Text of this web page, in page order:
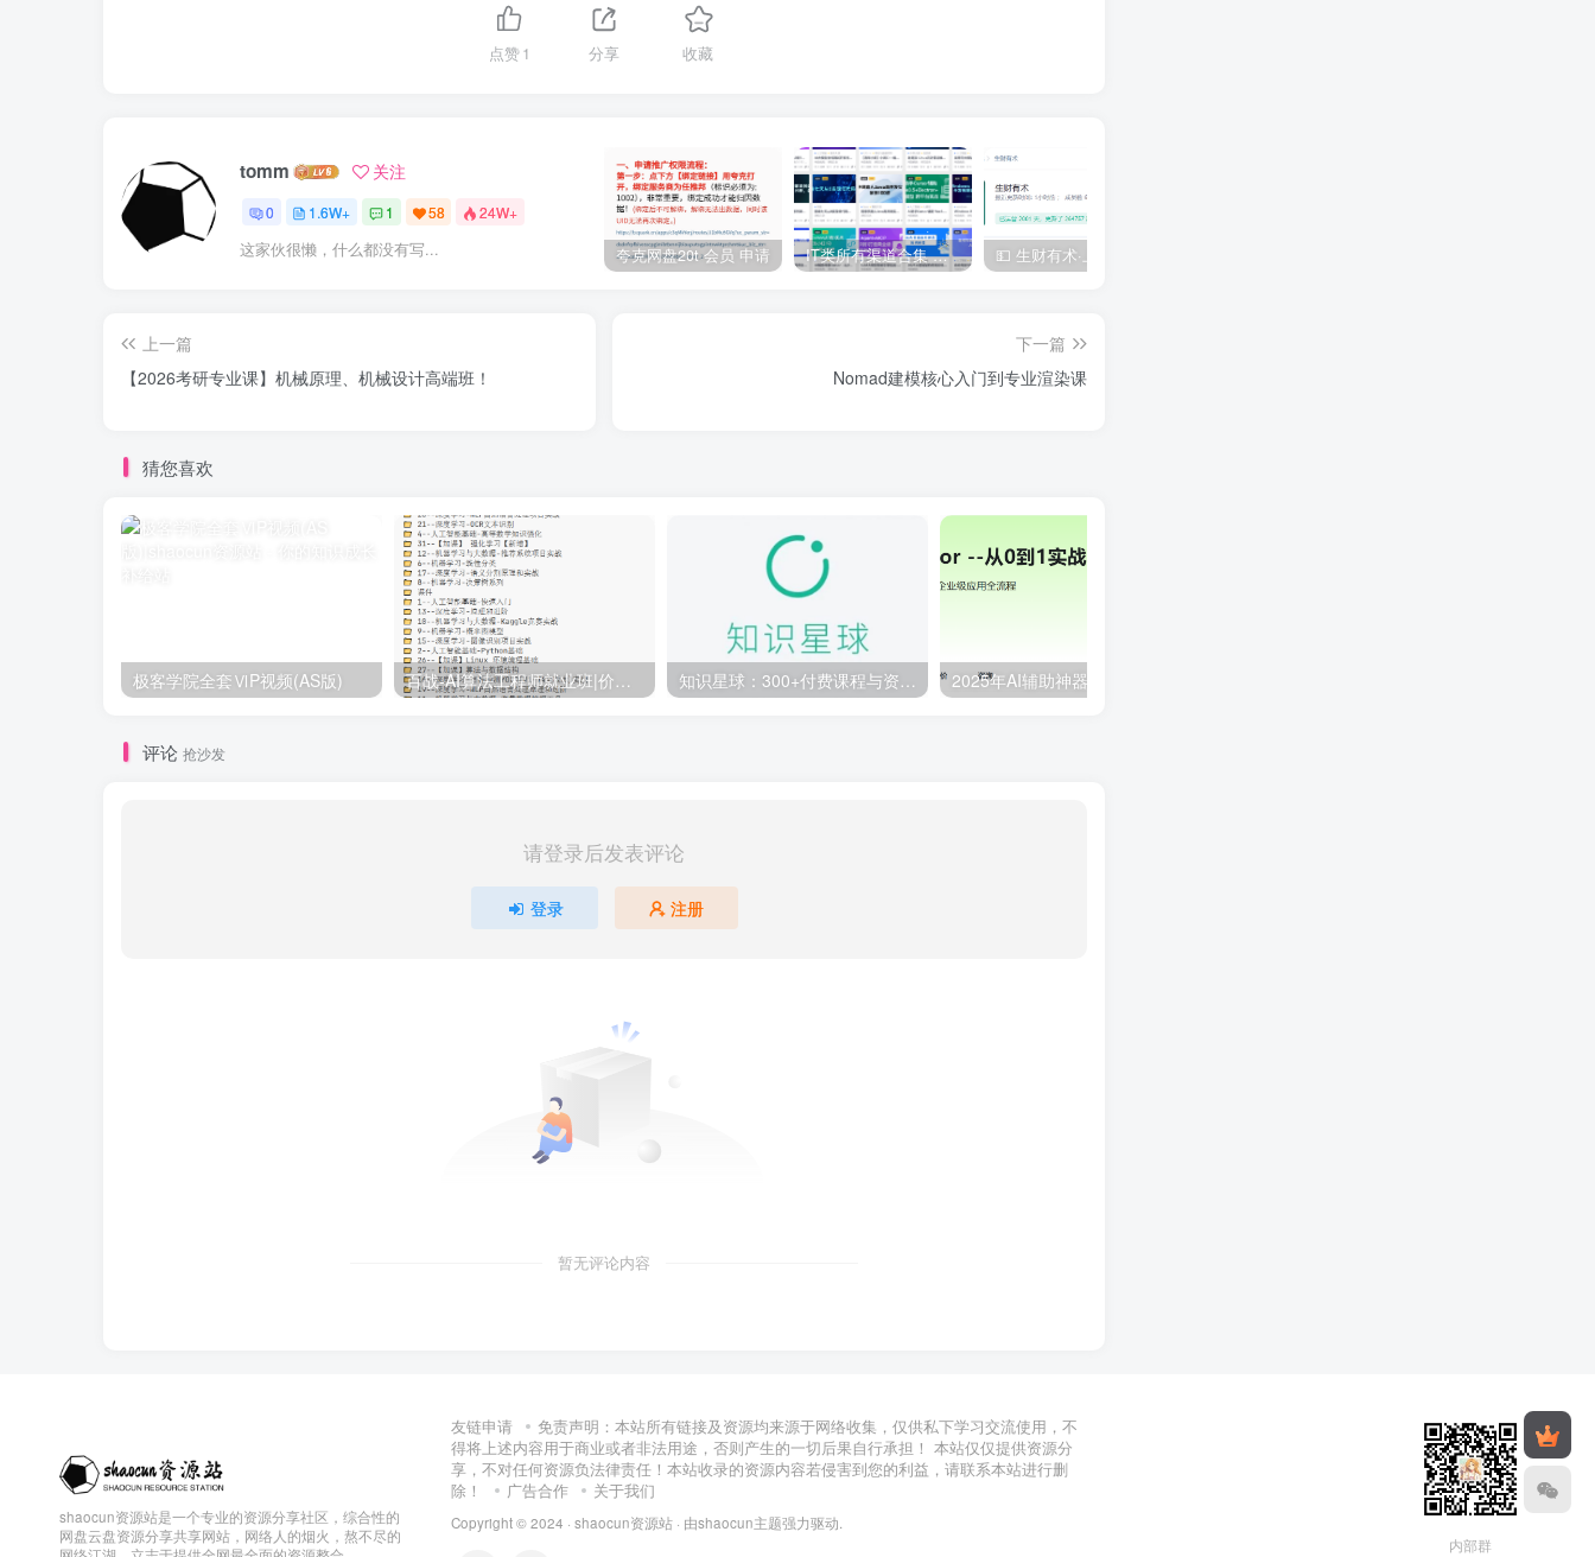
点赞1 分享 收藏
tomm 关注
0 1.6W+ 1 58 24W+
这家伙很懒，什么都没有写... 夸克网盘20t 会员 申请 IT类所有渠道合集 持续日更，目前近四千多条资源 年费用户微信私信获取权限
上一篇
【2026考研专业课】机械原理、机械设计高端班！
下一篇
Nomad建模核心入门到专业渲染课
猜您喜欢
极客学院全套ⅥP视频(AS版) 百战-AI算法工程师就业班|价值18980元|冲击百万年薪|完结无秘 知识星球：300+付费课程与资料合集
评论 抢沙发
请登录后发表评论
登录 注册
暂无评论内容
shaocun资源站是一个专业的资源分享社区，综合性的
网盘云盘资源分享共享网站，网络人的烟火，熬不尽的
友链申请
免责声明：本站所有链接及资源均来源于网络收集，仅供私下学习交流使用，不
得将上述内容用于商业或者非法用途，否则产生的一切后果自行承担！ 本站仅仅提供资源分
享，不对任何资源负法律责任！本站收录的资源内容若侵害到您的利益，请联系本站进行删
除！
广告合作 关于我们
Copyright © 2024 · shaocun资源站 · 由shaocun主题强力驱动.
内部群